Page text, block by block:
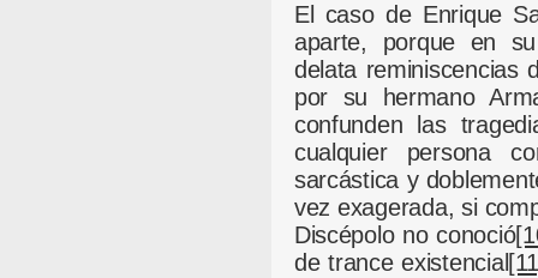
El caso de Enrique
aparte, porque en
delata reminiscencias
por su hermano
confunden las
cualquier persona
sarcástica y
vez exagerada, si
Discépolo no conoció
de trance existencial